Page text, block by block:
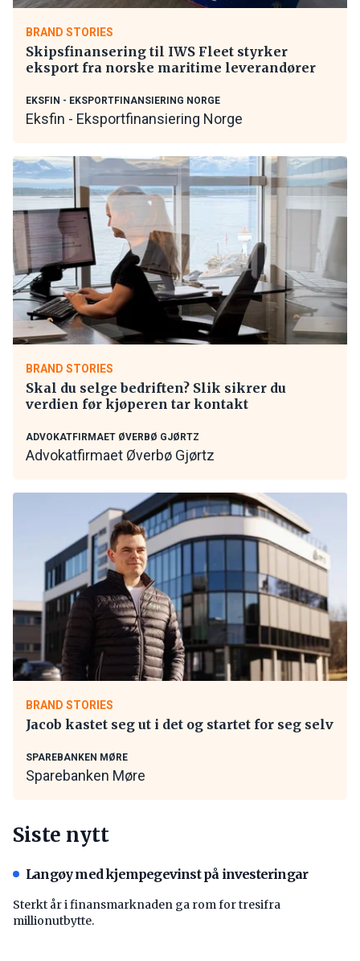
BRAND STORIES
Skipsfinansering til IWS Fleet styrker
eksport fra norske maritime leverandører
EKSFIN - EKSPORTFINANSIERING NORGE
Eksfin - Eksportfinansiering Norge
BRAND STORIES
Skal du selge bedriften? Slik sikrer du
verdien før kjøperen tar kontakt
ADVOKATFIRMAET ØVERBØ GJØRTZ
Advokatfirmaet Øverbø Gjørtz
BRAND STORIES
Jacob kastet seg ut i det og startet for seg selv
SPAREBANKEN MØRE
Sparebanken Møre
Siste nytt
Langøy med kjempegevinst på investeringar
Sterkt år i finansmarknaden ga rom for tresifra
millionutbytte.